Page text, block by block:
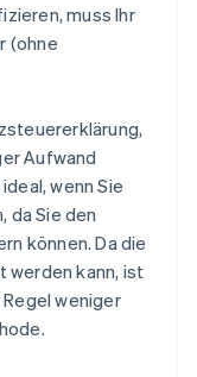
muss Ihr
(ohne
Aufwand
wenn Sie
da Sie den
können. Da die
kann, ist
weniger